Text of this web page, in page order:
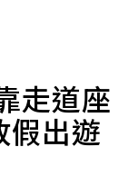
走道座
假出遊